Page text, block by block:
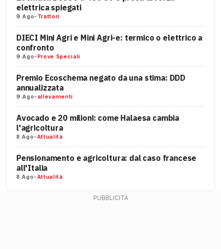
elettrica spiegati
9 Ago- Trattori
DIECI Mini Agri e Mini Agri-e: termico o elettrico a
confronto
9 Ago-Prove Speciali
Premio Ecoschema negato da una stima: DDD
annualizzata
9 Ago-allevamenti
Avocado e 20 milioni: come Halaesa cambia
l'agricoltura
8 Ago-Attualità
Pensionamento e agricoltura: dal caso francese
all'Italia
8 Ago-Attualità